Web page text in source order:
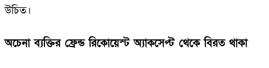
উচিত।
​অচেনা ব্যক্তির ফ্রেন্ড রিকোয়েস্ট অ্যাকসেপ্ট থেকে বিরত থাকা